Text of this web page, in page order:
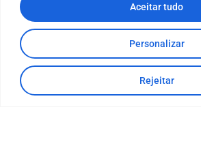
Personalizar
Rejeitar
Aceitar tudo
Sede
Rua Santa Catarina,
Sala 503 - Extensão do
(22)3034-2358
Unidade